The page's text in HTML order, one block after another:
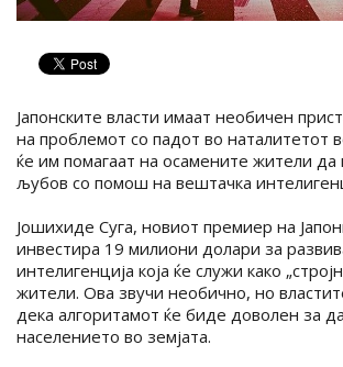
Јапонските власти имаат необичен
на проблемот со падот во наталитетот
ќе им помагаат на осамените жители да
љубов со помош на вештачка
Јошихиде Суга, новиот премиер на
инвестира 19 милиони долари за
интелигенција која ќе служи како
жители. Ова звучи необично, но
дека алгоритамот ќе биде доволен за
населението во земјата.